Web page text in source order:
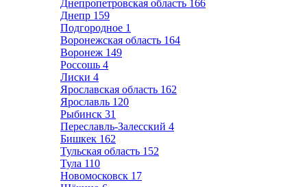
Днепропетровская область 166
Днепр 159
Подгородное 1
Воронежская область 164
Воронеж 149
Россошь 4
Лиски 4
Ярославская область 162
Ярославль 120
Рыбинск 31
Переславль-Залесский 4
Бишкек 162
Тульская область 152
Тула 110
Новомосковск 17